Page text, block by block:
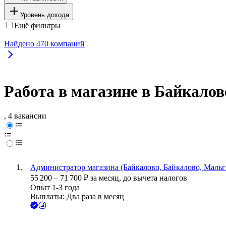
Уровень дохода
Ещё фильтры
Найдено 470 компаний
Работа в магазине в
, 4 вакансии
Администратор магазина (Байкалово, Байкалово,
55 200 – 71 700 ₽ за месяц, до вычета налогов
Опыт 1-3 года
Выплаты: Два раза в месяц